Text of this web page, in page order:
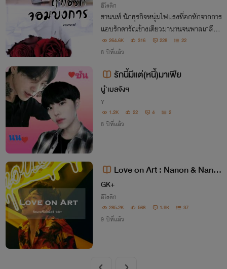
อีโรติก
ชานนท์ นักธุรกิจหนุ่มไฟแรงที่อกหักจากการ
แอบรักดารัณข้างเดียวมานานจนพาลเกลียด
ชัง 'ยิหวา' ว่าที่คู่หมั้นที่มารดาหามาให้ เขาเก
ลียดหล่อนมากจนแทบไม่อยากเห็นหน้า ต่า
งจากยิหวาที่รักหลงเขาหมดหัวใจ ยอมทุกอ
ย
264.6K 316 228 22
8 ปีที่แล้ว
รักนี้มีแต่(หนี้)มาเฟีย
นู๋'เมลจังฯ
Y
1.2K 22 4 2
8 ปีที่แล้ว
Love on Art : Nanon & Nana
รักนะครับยัยติสส์ 18+
GK+
อีโรติก
285.2K 568 1.9K 37
9 ปีที่แล้ว